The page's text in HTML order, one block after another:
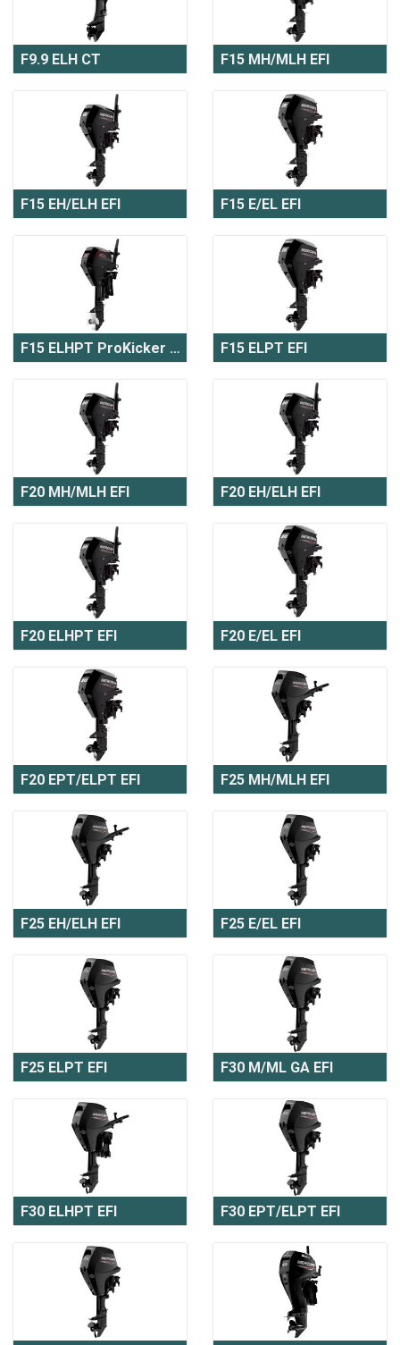
F9.9 ELH CT F15 MH/MLH EFI
F15 EH/ELH EFI F15 E/EL EFI
F15 ELHPT ProKicker EFI F15 ELPT EFI
F20 MH/MLH EFI F20 EH/ELH EFI
F20 ELHPT EFI F20 E/EL EFI
F20 EPT/ELPT EFI F25 MH/MLH EFI
F25 EH/ELH EFI F25 E/EL EFI
F25 ELPT EFI F30 M/ML GA EFI
F30 ELHPT EFI F30 EPT/ELPT EFI